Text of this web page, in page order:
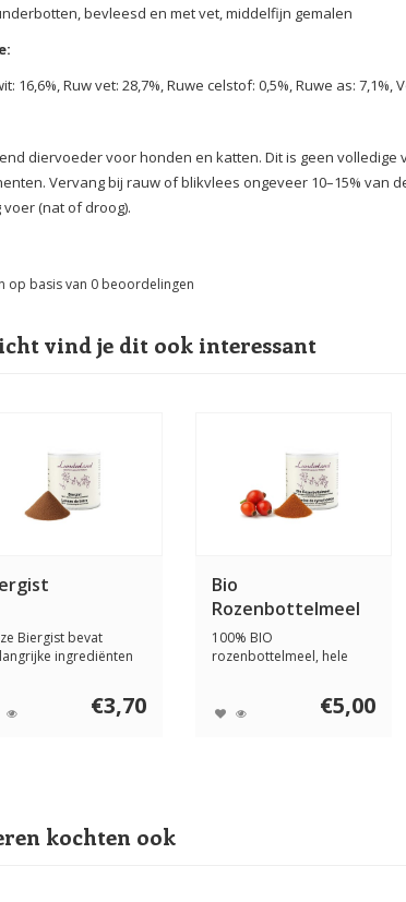
bevleesd en met vet, middelfijn gemalen
16,6%, Ruw vet: 28,7%, Ruwe celstof: 0,5%, Ruwe as:
diervoeder voor honden en katten. Dit is geen
Vervang bij rauw of blikvlees ongeveer 10–15% van
(nat of droog).
op basis van 0 beoordelingen
vind je dit ook interessant
Biergist bevat
ingrediënten
€3,70
Bio
Rozenbottelmeel
100% BIO
rozenbottelmeel, hele
€5,00
kochten ook